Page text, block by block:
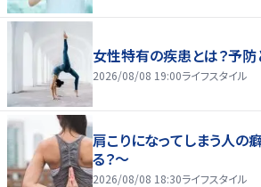
女性特有の疾患とは？予防
2026/08/08 19:00ライフスタイル
肩こりになってしまう人の
る？～
2026/08/08 18:30ライフスタイル